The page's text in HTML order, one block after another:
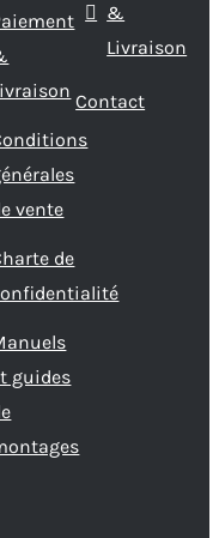
vente
de
guides
&
Livraison
Contact